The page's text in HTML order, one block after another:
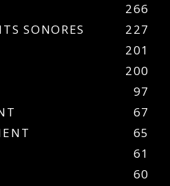
266
SONORES
227
201
200
97
67
65
61
60